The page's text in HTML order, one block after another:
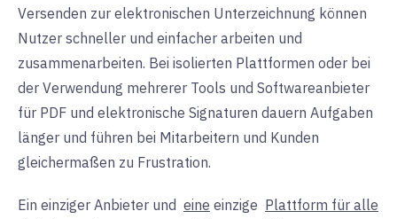
Versenden zur elektronischen Unterzeichnung können
Nutzer schneller und einfacher arbeiten und
zusammenarbeiten. Bei isolierten Plattformen oder bei
der Verwendung mehrerer Tools und Softwareanbieter
für PDF und elektronische Signaturen dauern Aufgaben
länger und führen bei Mitarbeitern und Kunden
gleichermaßen zu Frustration.
Ein einziger Anbieter und eine einzige Plattform für alle